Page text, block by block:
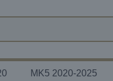
MK5 2020-2025